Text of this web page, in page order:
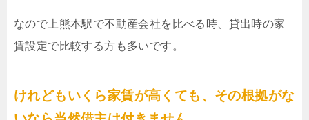
なので上熊本駅で不動産会社を比べる時、貸出時の家
賃設定で比較する方も多いです。
けれどもいくら家賃が高くても、その根拠がな